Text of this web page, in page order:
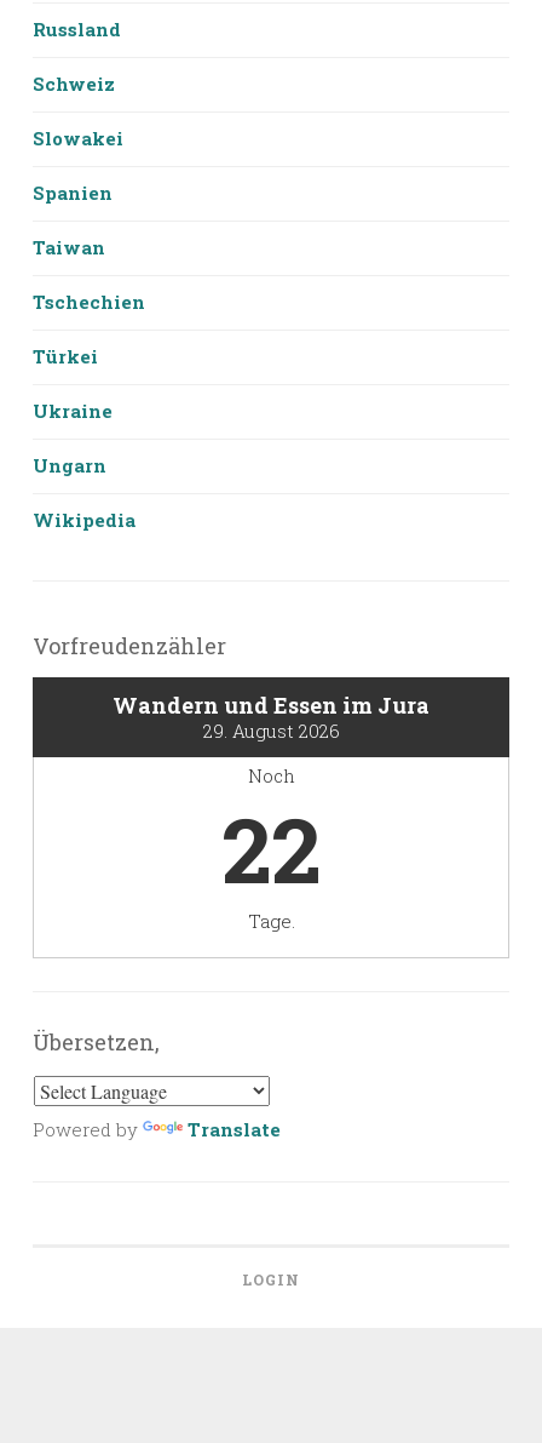
Russland
Schweiz
Slowakei
Spanien
Taiwan
Tschechien
Türkei
Ukraine
Ungarn
Wikipedia
Vorfreudenzähler
Wandern und Essen im Jura
29. August 2026
Noch
22
Tage.
Übersetzen,
Powered by Translate
LOGIN